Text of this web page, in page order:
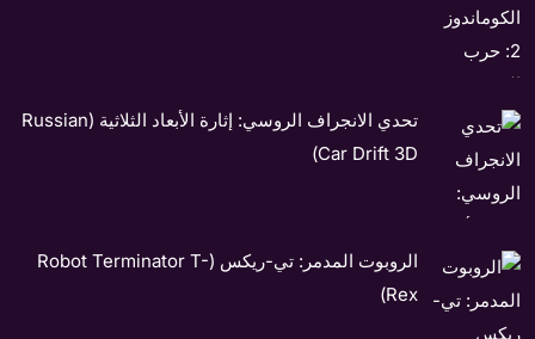
تحدي الانجراف الروسي: إثارة الأبعاد الثلاثية (Russian
Car Drift 3D)
الروبوت المدمر: تي-ريكس (Robot Terminator T-
Rex)